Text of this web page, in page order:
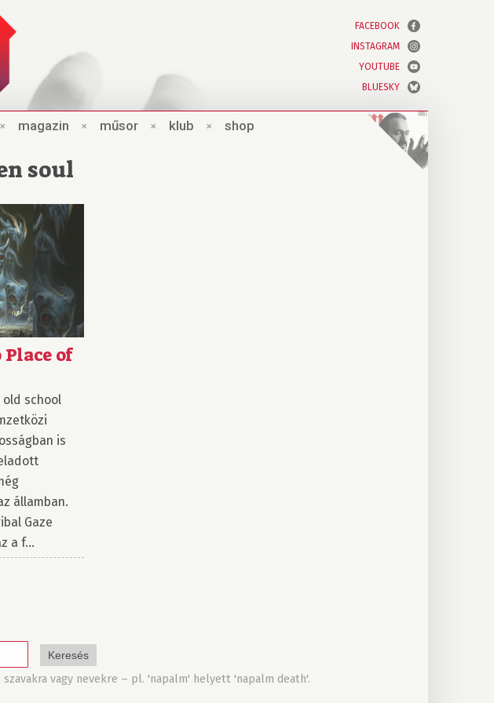
FACEBOOK
INSTAGRAM
YOUTUBE
BLUESKY
× magazin × műsor × klub × shop
soul
Place of
old school
is
államban.
Gaze
a f...
vagy nevekre – pl. 'napalm' helyett 'napalm death'.